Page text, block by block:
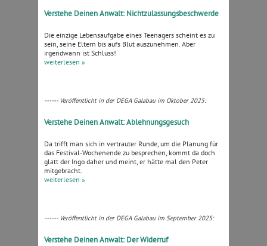
Verstehe Deinen Anwalt: Nichtzulassungsbeschwerde
Die einzige Lebensaufgabe eines Teenagers scheint es zu
sein, seine Eltern bis aufs Blut auszunehmen. Aber
irgendwann ist Schluss!
weiterlesen »
------ Veröffentlicht in der DEGA Galabau im Oktober 2025:
Verstehe Deinen Anwalt: Ablehnungsgesuch
Da trifft man sich in vertrauter Runde, um die Planung für
das Festival-Wochenende zu besprechen, kommt da doch
glatt der Ingo daher und meint, er hätte mal den Peter
mitgebracht.
weiterlesen »
------ Veröffentlicht in der DEGA Galabau im September 2025:
Verstehe Deinen Anwalt: Der Widerruf